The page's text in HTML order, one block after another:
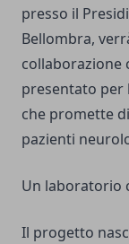
presso il
Bellombra,
collaborazione
presentato per
che promette
pazienti
Un laboratorio
Il progetto